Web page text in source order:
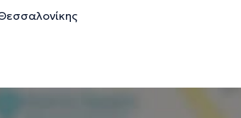
παθήσεις καθώς και